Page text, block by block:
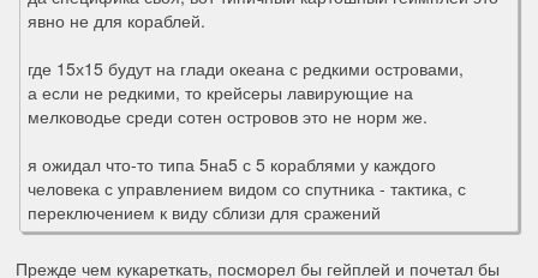
явно не для кораблей.
где 15х15 будут на глади океана с редкими островами,
а если не редкими, то крейсеры лавирующие на
мелководье среди сотен островов это не норм же.
я ожидал что-то типа 5на5 с 5 кораблями у каждого
человека с управлением видом со спутника - тактика, с
переключением к виду сблизи для сражений
Прежде чем кукареткать, посморел бы гейплей и почетал бы